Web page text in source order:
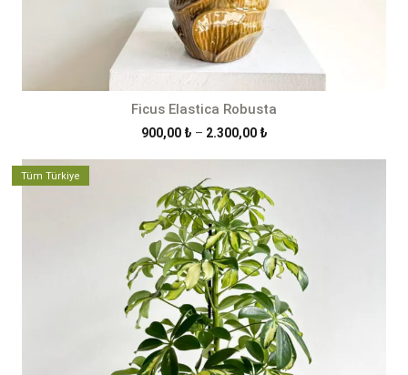
Ficus Elastica Robusta
900,00 ₺ – 2.300,00 ₺Fiyat
2.300,00 ₺
Tüm Türkiye